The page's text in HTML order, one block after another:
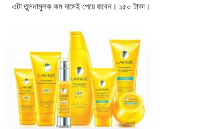
এটা তুলনামুলক কম দামেই পেয়ে যাবেন। ১৫০ টাকা।